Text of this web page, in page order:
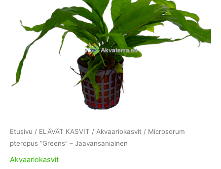
Etusivu / ELÄVÄT KASVIT / Akvaariokasvit / Microsorum
pteropus “Greens” – Jaavansaniainen
Akvaariokasvit